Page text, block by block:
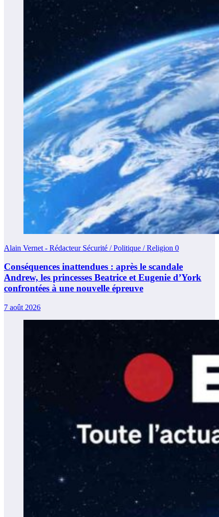
Alain Vernet - Rédacteur Sécurité / Politique / Religion 0
Conséquences inattendues : après le scandale
Andrew, les princesses Beatrice et Eugenie d’York
confrontées à une nouvelle épreuve
7 août 2026